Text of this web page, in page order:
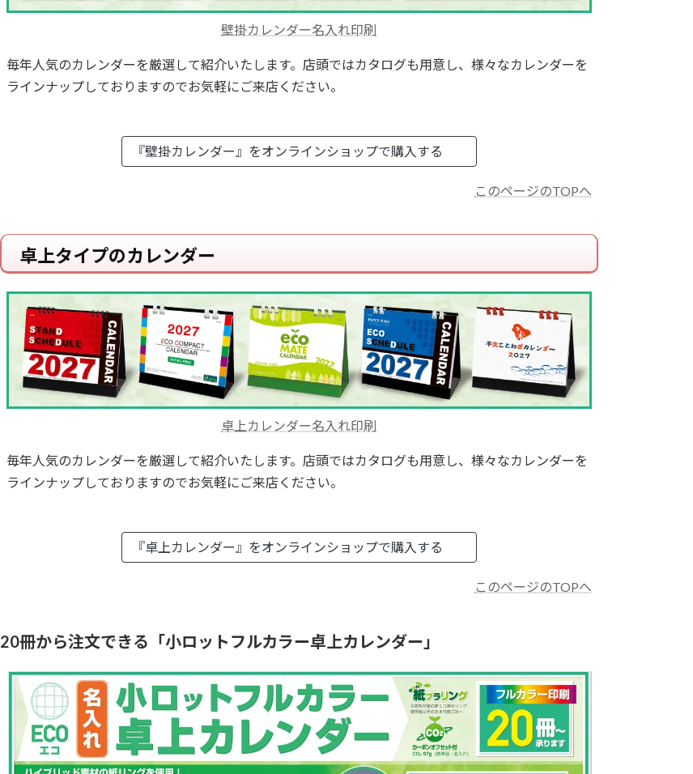
壁掛カレンダー名入れ印刷
毎年人気のカレンダーを厳選して紹介いたします。店頭ではカタログも用意し、様々なカレンダーを
ラインナップしておりますのでお気軽にご来店ください。
『壁掛カレンダー』をオンラインショップで購入する
このページのTOPへ
卓上タイプのカレンダー
卓上カレンダー名入れ印刷
毎年人気のカレンダーを厳選して紹介いたします。店頭ではカタログも用意し、様々なカレンダーを
ラインナップしておりますのでお気軽にご来店ください。
『卓上カレンダー』をオンラインショップで購入する
このページのTOPへ
20冊から注文できる「小ロットフルカラー卓上カレンダー」